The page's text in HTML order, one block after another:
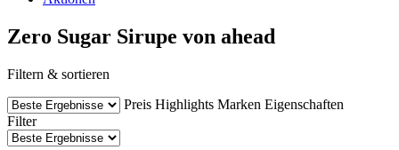
Zero Sugar Sirupe von ahead
Filtern & sortieren
Preis Highlights Marken Eigenschaften
Filter